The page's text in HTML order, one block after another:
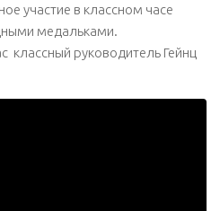
участие в классном часе
медальками.
классный руководитель Гейнц